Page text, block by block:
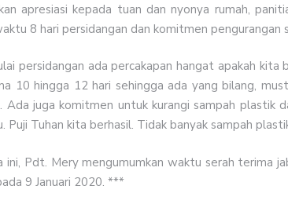
apresiasi kepada tuan dan nyonya rumah,
8 hari persidangan dan komitmen pengurangan
persidangan ada percakapan hangat apakah kita
10 hingga 12 hari sehingga ada yang bilang,
Ada juga komitmen untuk kurangi sampah plastik
Tuhan kita berhasil. Tidak banyak sampah
ini, Pdt. Mery mengumumkan waktu serah terima
9 Januari 2020. ***